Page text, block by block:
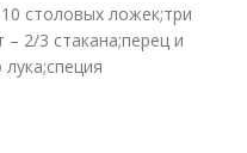
столовых ложек;три
2/3 стакана;перец и